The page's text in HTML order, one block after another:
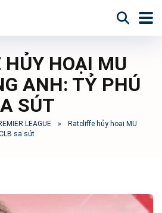
HỦY HOẠI MU
ANH: TỶ PHÚ
SÚT
LEAGUE »
Ratcliffe hủy hoại MU
sa sút